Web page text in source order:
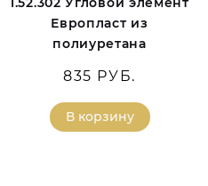
Европласт из
полиуретана
835 РУБ.
В корзину